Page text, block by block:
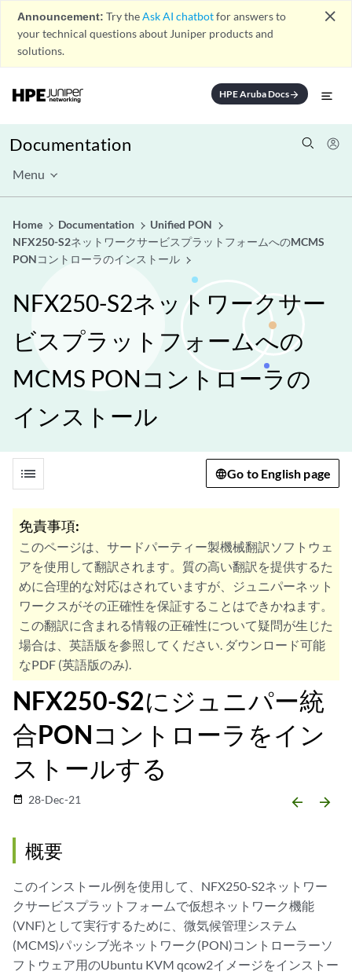
Announcement: Try theAsk AI chatbotfor answers to
your technical questions about Juniper products and
solutions.
close
HPE Aruba Docsarrow_forward
Documentation
Menu
Home Documentation
Unified PON
NFX250-S2ネットワークサービスプラットフォームへのMCMS
PONコントローラのインストール
NFX250-S2ネットワークサー
ビスプラットフォームへの
MCMS PONコントローラの
インストール
list Go to English page
免責事項:
このページは、サードパーティー製機械翻訳ソフトウェ
アを使用して翻訳されます。質の高い翻訳を提供するた
めに合理的な対応はされていますが、ジュニパーネット
ワークスがその正確性を保証することはできかねます。
この翻訳に含まれる情報の正確性について疑問が生じた
場合は、英語版を参照してください. ダウンロード可能
なPDF (英語版のみ).
NFX250-S2にジュニパー統
合PONコントローラをイン
ストールする
date_range 28-Dec-21 arrow_backward arrow_forward
概要
このインストール例を使用して、NFX250-S2ネットワー
クサービスプラットフォームで仮想ネットワーク機能
(VNF)として実行するために、微気候管理システム
(MCMS)パッシブ光ネットワーク(PON)コントローラーソ
フトウェア用のUbuntu KVM qcow2イメージをインストー